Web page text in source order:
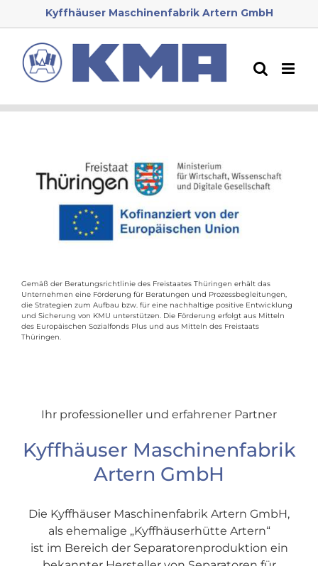
springen
Kyffhäuser Maschinenfabrik Artern GmbH
Gemäß der Beratungsrichtlinie des Freistaates Thüringen erhält das
Unternehmen eine Förderung für Beratungen und Prozessbegleitungen,
die Strategien zum Aufbau bzw. für eine nachhaltige positive Entwicklung
und Sicherung von KMU unterstützen. Die Förderung erfolgt aus Mitteln
des Europäischen Sozialfonds Plus und aus Mitteln des Freistaats
Thüringen.
Ihr professioneller und erfahrener Partner
Kyffhäuser Maschinenfabrik
Artern GmbH
Die Kyffhäuser Maschinenfabrik Artern GmbH,
als ehemalige „Kyffhäuserhütte Artern“
ist im Bereich der Separatorenproduktion ein